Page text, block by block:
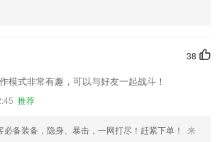
38
模式非常有趣，可以与好友一起战斗！
推荐
必备装备，隐身、暴击，一网打尽！赶紧下单！
来